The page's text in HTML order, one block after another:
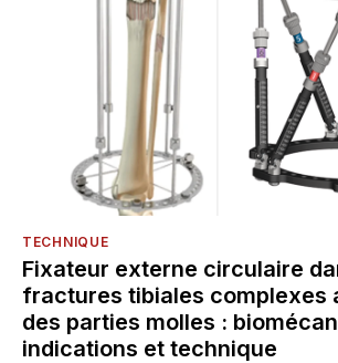
TECHNIQUE
Fixateur externe circulaire
fractures tibiales complexes
des parties molles :
indications et technique